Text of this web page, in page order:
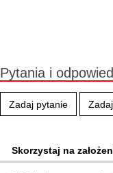
Pytania i
Zadaj pytanie
Skorzystaj na